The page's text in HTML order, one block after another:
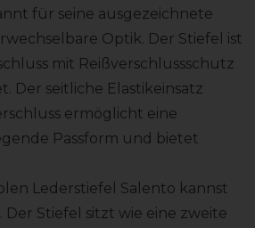
für seine ausgezeichnete
Optik. Der Stiefel ist
mit Reißverschlussschutz
Der seitliche Elastikeinsatz
ermöglicht eine
Passform und bietet
Lederstiefel Salento kannst
Der Stiefel sitzt wie eine zweite